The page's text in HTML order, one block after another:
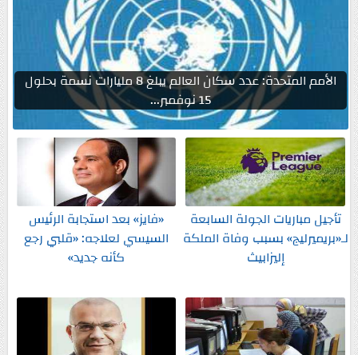
الأمم المتحدة: عدد سكان العالم يبلغ 8 مليارات نسمة بحلول
15 نوفمبر...
تأجيل مباريات الجولة السابعة
لـ«بريميرليج» بسبب وفاة الملكة
إليزابيث
«فايز» بعد استجابة الرئيس
السيسي لعلاجه: «قلبي رجع
كأنه جديد»